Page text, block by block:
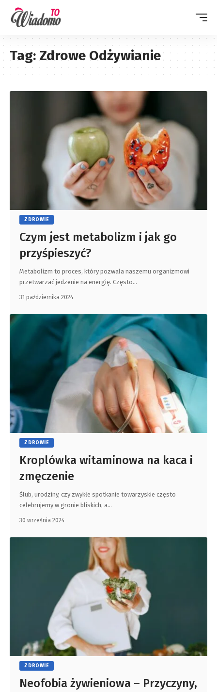
Tag: Zdrowe Odżywianie
ZDROWIE
Czym jest metabolizm i jak go
przyśpieszyć?
Metabolizm to proces, który pozwala naszemu organizmowi
przetwarzać jedzenie na energię. Często…
31 października 2024
ZDROWIE
Kroplówka witaminowa na kaca i
zmęczenie
Ślub, urodziny, czy zwykłe spotkanie towarzyskie często
celebrujemy w gronie bliskich, a…
30 września 2024
ZDROWIE
Neofobia żywieniowa – Przyczyny,